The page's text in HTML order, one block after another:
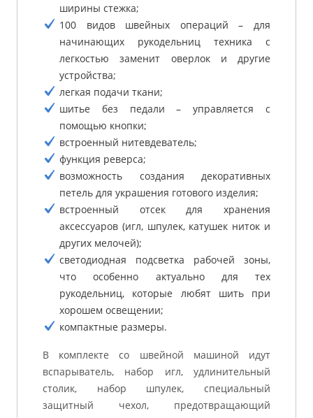
ширины стежка;
100 видов швейных операций – для
начинающих рукодельниц техника с
легкостью заменит оверлок и другие
устройства;
легкая подачи ткани;
шитье без педали – управляется с
помощью кнопки;
встроенный нитевдеватель;
функция реверса;
возможность создания декоративных
петель для украшения готового изделия;
встроенный отсек для хранения
аксессуаров (игл, шпулек, катушек ниток и
других мелочей);
светодиодная подсветка рабочей зоны,
что особенно актуально для тех
рукодельниц, которые любят шить при
хорошем освещении;
компактные размеры.
В комплекте со швейной машиной идут
вспарыватель, набор игл, удлинительный
столик, набор шпулек, специальный
защитный чехол, предотвращающий